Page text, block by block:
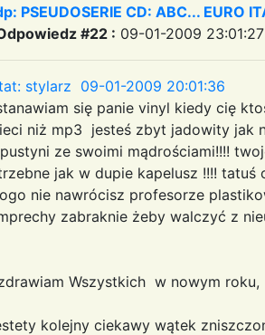
PSEUDOSERIE CD: ABC... EURO
#22 : 09-01-2009
stylarz 09-01-2009 20:01:36
się panie vinyl kiedy cię
niż mp3 jesteś zbyt jadowity jak
ze swoimi mądrościami!!!!
jak w dupie kapelusz !!!!
nie nawrócisz profesorze
zabraknie żeby walczyć z
Wszystkich w nowym roku,
kolejny ciekawy wątek